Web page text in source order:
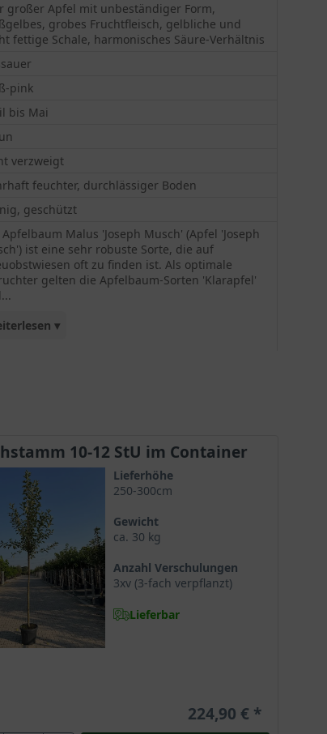
großer Apfel mit unbeständiger Form,
grobes Fruchtfleisch, gelbliche und
fettige Schale, harmonisches Säure-Verhältnis
pink
bis Mai
verzweigt
feuchter, durchlässiger Boden
geschützt
Apfelbaum Malus 'Joseph Musch' (Apfel 'Joseph
ist eine sehr robuste Sorte, die auf
oft zu finden ist. Als optimale
gelten die Apfelbaum-Sorten 'Klarapfel'
▾
10-12 StU im Container
Lieferhöhe
250-300cm
Gewicht
ca. 30 kg
Anzahl Verschulungen
3xv (3-fach verpflanzt)
Lieferbar
224,90 €